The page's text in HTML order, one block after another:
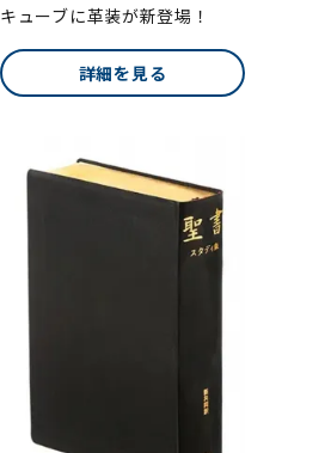
キューブに革装が新登場！
詳細を見る